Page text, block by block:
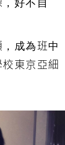
好不自
成為班中
東京亞細